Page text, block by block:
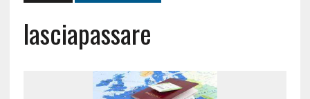
lasciapassare